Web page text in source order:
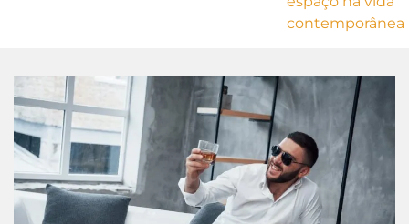
contemporânea